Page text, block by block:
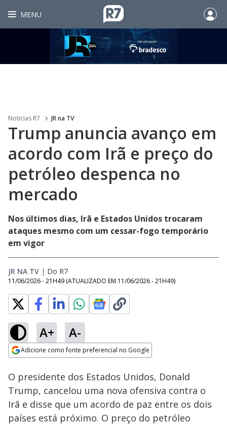
MENU
Noticias R7 JR na TV
Trump anuncia avanço em
acordo com Irã e preço do
petróleo despenca no
mercado
Nos últimos dias, Irã e Estados Unidos trocaram
ataques mesmo com um cessar-fogo temporário
em vigor
JR NA TV | Do R7
11/06/2026 - 21H49 (ATUALIZADO EM 11/06/2026 - 21H49)
A+ A-
Adicione como fonte preferencial no Google
Ativar
91.88%
O presidente dos Estados Unidos, Donald
Trump, cancelou uma nova ofensiva contra o
Irã e disse que um acordo de paz entre os dois
países está próximo. O preço do petróleo